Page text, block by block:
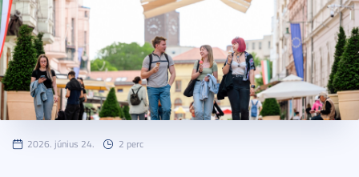
2026. június 24. 2 perc